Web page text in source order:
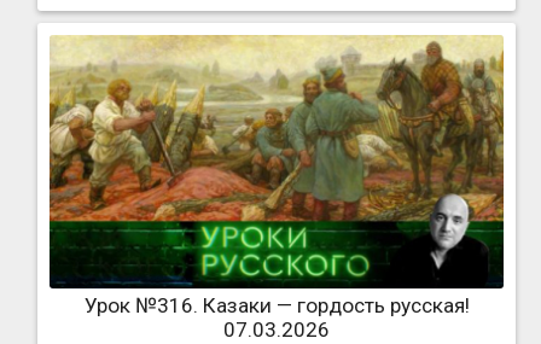
Урок №316. Казаки — гордость русская!
07.03.2026